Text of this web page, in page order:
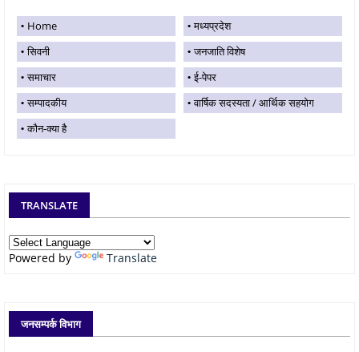
Home
मध्यप्रदेश
सिवनी
जनजाति विशेष
समाचार
ई-पेपर
सम्पादकीय
वार्षिक सदस्यता / आर्थिक सहयोग
कौन-क्या है
TRANSLATE
Powered by Translate
जनसम्पर्क विभाग